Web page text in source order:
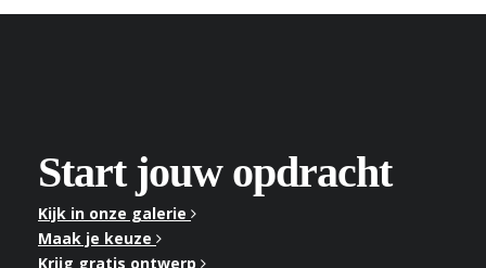
Start jouw opdracht
Kijk in onze galerie
Maak je keuze
Krijg gratis ontwerp